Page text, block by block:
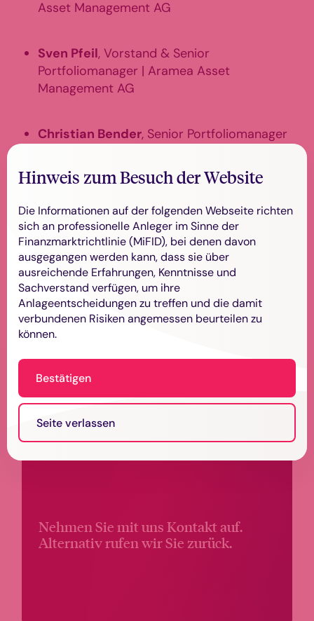
Asset Management AG
Sven Pfeil, Vorstand & Senior
Portfoliomanager | Aramea Asset
Management AG
Christian Bender, Senior Portfoliomanager
Aramea Asset Management AG
Wir freuen uns auf Ihre Teilnahme!
Nehmen Sie mit uns Kontakt auf.
Alternativ rufen wir Sie zurück.
Hinweis zum Besuch der Website
Die Informationen auf der folgenden Webseite richten
sich an professionelle Anleger im Sinne der
Finanzmarktrichtlinie (MiFID), bei denen davon
ausgegangen werden kann, dass sie über
ausreichende Erfahrungen, Kenntnisse und
Sachverstand verfügen, um ihre
Anlageentscheidungen zu treffen und die damit
verbundenen Risiken angemessen beurteilen zu
können.
Bestätigen
Seite verlassen